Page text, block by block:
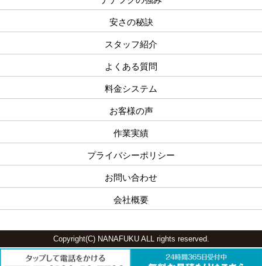
安さの秘訣
スタッフ紹介
よくある質問
料金システム
お客様の声
作業実績
プライバシーポリシー
お問い合わせ
会社概要
Copyright(C) NANAFUKU ALL rights reserved.